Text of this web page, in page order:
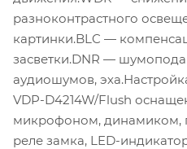
разноконтрастного
картинки.BLC —
засветки.DNR —
аудиошумов,
VDP-D4214W/Flush
микрофоном, динамиком,
реле замка, LED-